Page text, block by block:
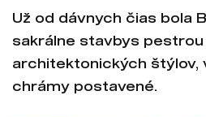
Už od dávnych čias bola
sakrálne stavbys pestrou
architektonických štýlov,
chrámy postavené.